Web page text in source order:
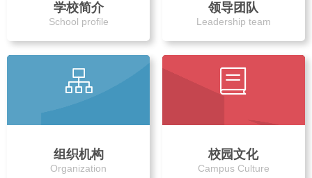
学校简介
School profile
领导团队
Leadership team
组织机构
Organization
校园文化
Campus Culture